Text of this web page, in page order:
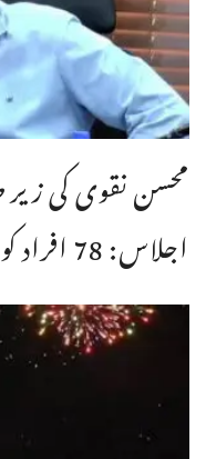
محسن نقوی کی
اجلاس: 78 افراد کو سول ایوارڈز دینے ...